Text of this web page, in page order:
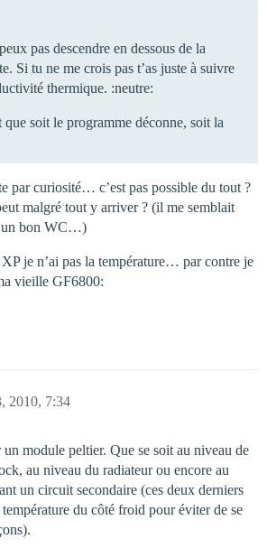
pas descendre en dessous de la
Si tu ne me crois pas t’as juste à suivre
thermique. :neutre:
soit le programme déconne, soit la
par curiosité… c’est pas possible du tout ?
malgré tout y arriver ? (il me semblait
bon WC…)
je n’ai pas la température… par contre je
vieille GF6800:
2010, 7:34
module peltier. Que se soit au niveau de
au niveau du radiateur ou encore au
un circuit secondaire (ces deux derniers
du côté froid pour éviter de se